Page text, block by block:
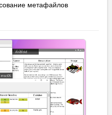
метафайлов